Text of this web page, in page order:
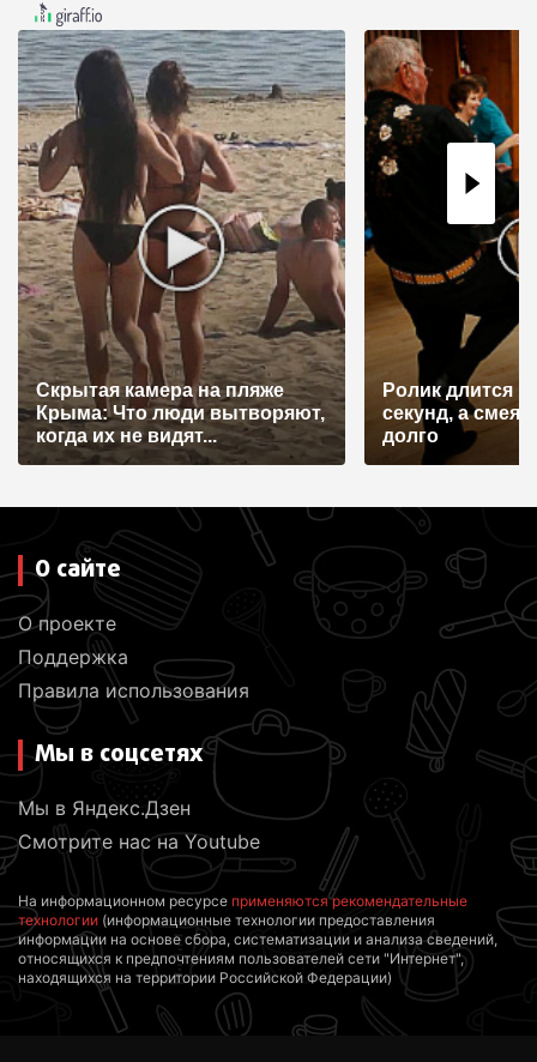
а
ц
и
я
п
о
з
а
п
и
с
я
Скрытая камера на пляже
Крыма: Что люди вытворяют,
когда их не видят...
Ролик длится
секунд, а
долго
О сайте
О проекте
Поддержка
Правила использования
Мы в соцсетях
Мы в Яндекс.Дзен
Смотрите нас на Youtube
На информационном ресурсе применяются рекомендательные
технологии (информационные технологии предоставления
информации на основе сбора, систематизации и анализа сведений,
относящихся к предпочтениям пользователей сети "Интернет",
находящихся на территории Российской Федерации)